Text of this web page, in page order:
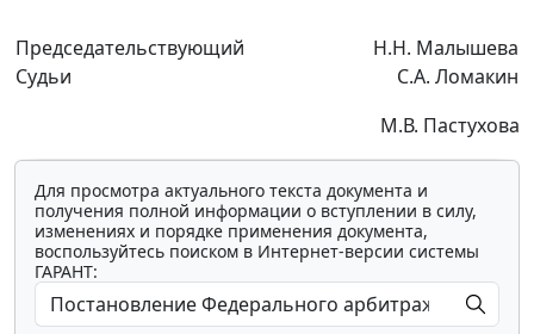
Председательствующий
Судьи
Н.Н. Малышева
С.А. Ломакин
М.В. Пастухова
Для просмотра актуального текста документа и
получения полной информации о вступлении в силу,
изменениях и порядке применения документа,
воспользуйтесь поиском в Интернет-версии системы
ГАРАНТ: